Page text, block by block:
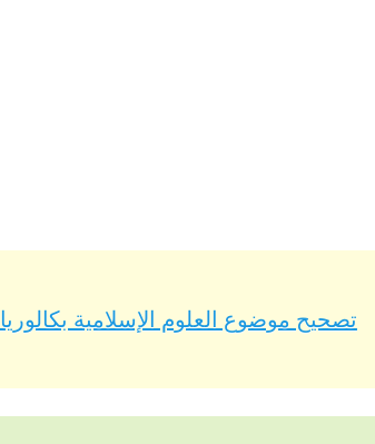
تصحيح موضوع العلوم الإسلامية بكالوريا 2021 – BAC 2021 شعبة رياضيات